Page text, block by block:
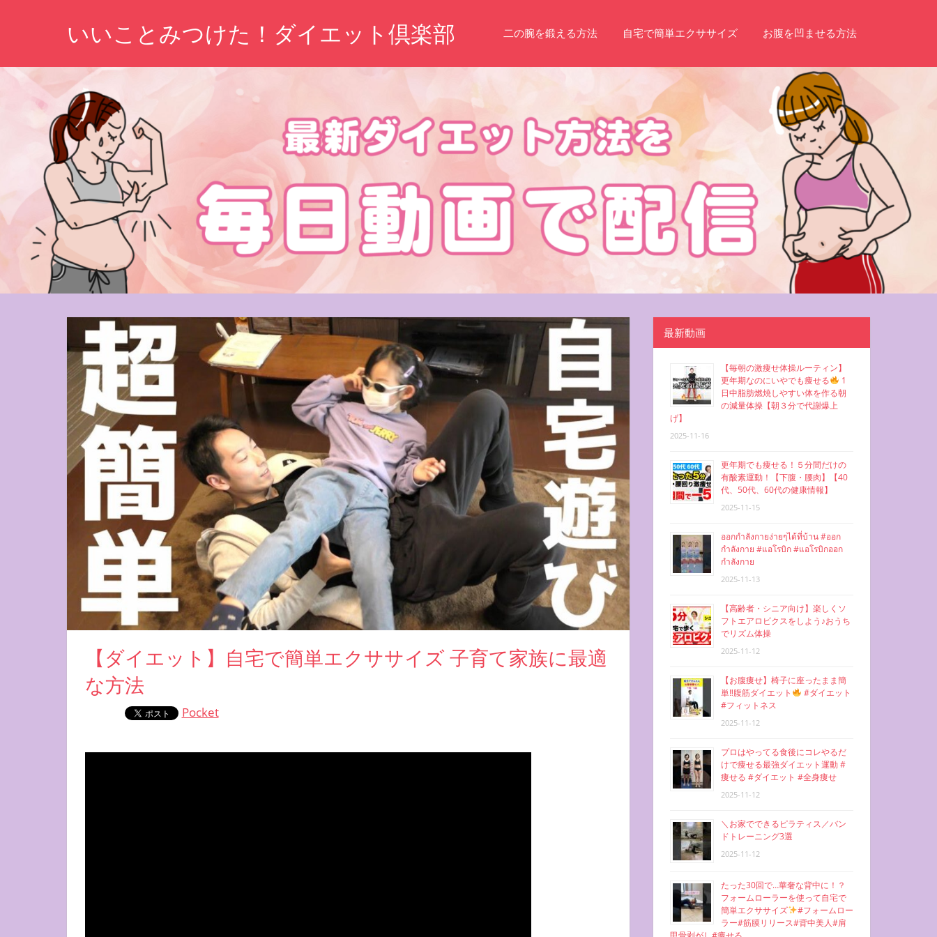
ン
いいことみつけた！ダイエット倶楽部 二の腕を鍛える方法 自宅で簡単エクササイズ お腹を凹ませる方法
【ダイエット】自宅で簡単エクササイズ 子育て家族に最適
な方法
Pocket
最新動画
【毎朝の激痩せ体操ルーティン】
更年期なのにいやでも痩せる
1
日中脂肪燃焼しやすい体を作る朝
の減量体操【朝３分で代謝爆上
げ】
2025-11-16
更年期でも痩せる！５分間だけの
有酸素運動！【下腹・腰肉】【40
代、50代、60代の健康情報】
2025-11-15
ออกกำลังกายง่ายๆได้ที่บ้าน #ออก
กำลังกาย #แอโรบิก #แอโรบิกออก
กำลังกาย
2025-11-13
【高齢者・シニア向け】楽しくソ
フトエアロビクスをしよう♪おうち
でリズム体操
2025-11-12
【お腹痩せ】椅子に座ったまま簡
単‼︎腹筋ダイエット
#ダイエット
#フィットネス
2025-11-12
プロはやってる食後にコレやるだ
けで痩せる最強ダイエット運動 #
痩せる #ダイエット #全身痩せ
2025-11-12
＼お家でできるピラティス／バン
ドトレーニング3選
2025-11-12
たった30回で…華奢な背中に！？
フォームローラーを使って自宅で
簡単エクササイズ
#フォームロー
ラー#筋膜リリース#背中美人#肩